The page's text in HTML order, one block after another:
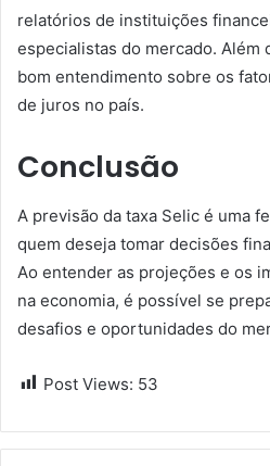
relatórios de instituições
especialistas do mercado. Além
bom entendimento sobre os
de juros no país.
Conclusão
A previsão da taxa Selic é uma
quem deseja tomar decisões
Ao entender as projeções e os
na economia, é possível se
desafios e oportunidades do
Post Views: 53